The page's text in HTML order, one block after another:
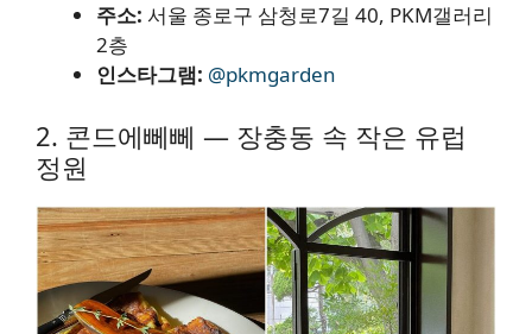
주소: 서울 종로구 삼청로7길 40, PKM갤러리
2층
인스타그램: @pkmgarden
2. 콘드에뻬뻬 — 장충동 속 작은 유럽
정원